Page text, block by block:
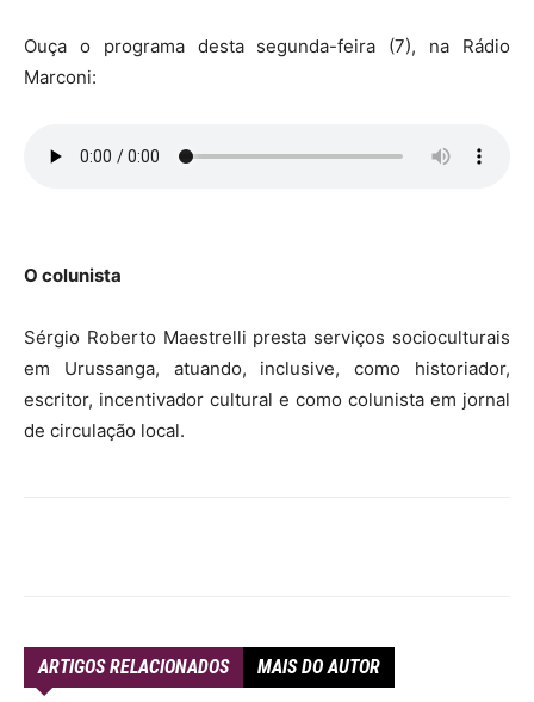
Ouça o programa desta segunda-feira (7), na Rádio
Marconi:
O colunista
Sérgio Roberto Maestrelli presta serviços socioculturais
em Urussanga, atuando, inclusive, como historiador,
escritor, incentivador cultural e como colunista em jornal
de circulação local.
ARTIGOS RELACIONADOS MAIS DO AUTOR